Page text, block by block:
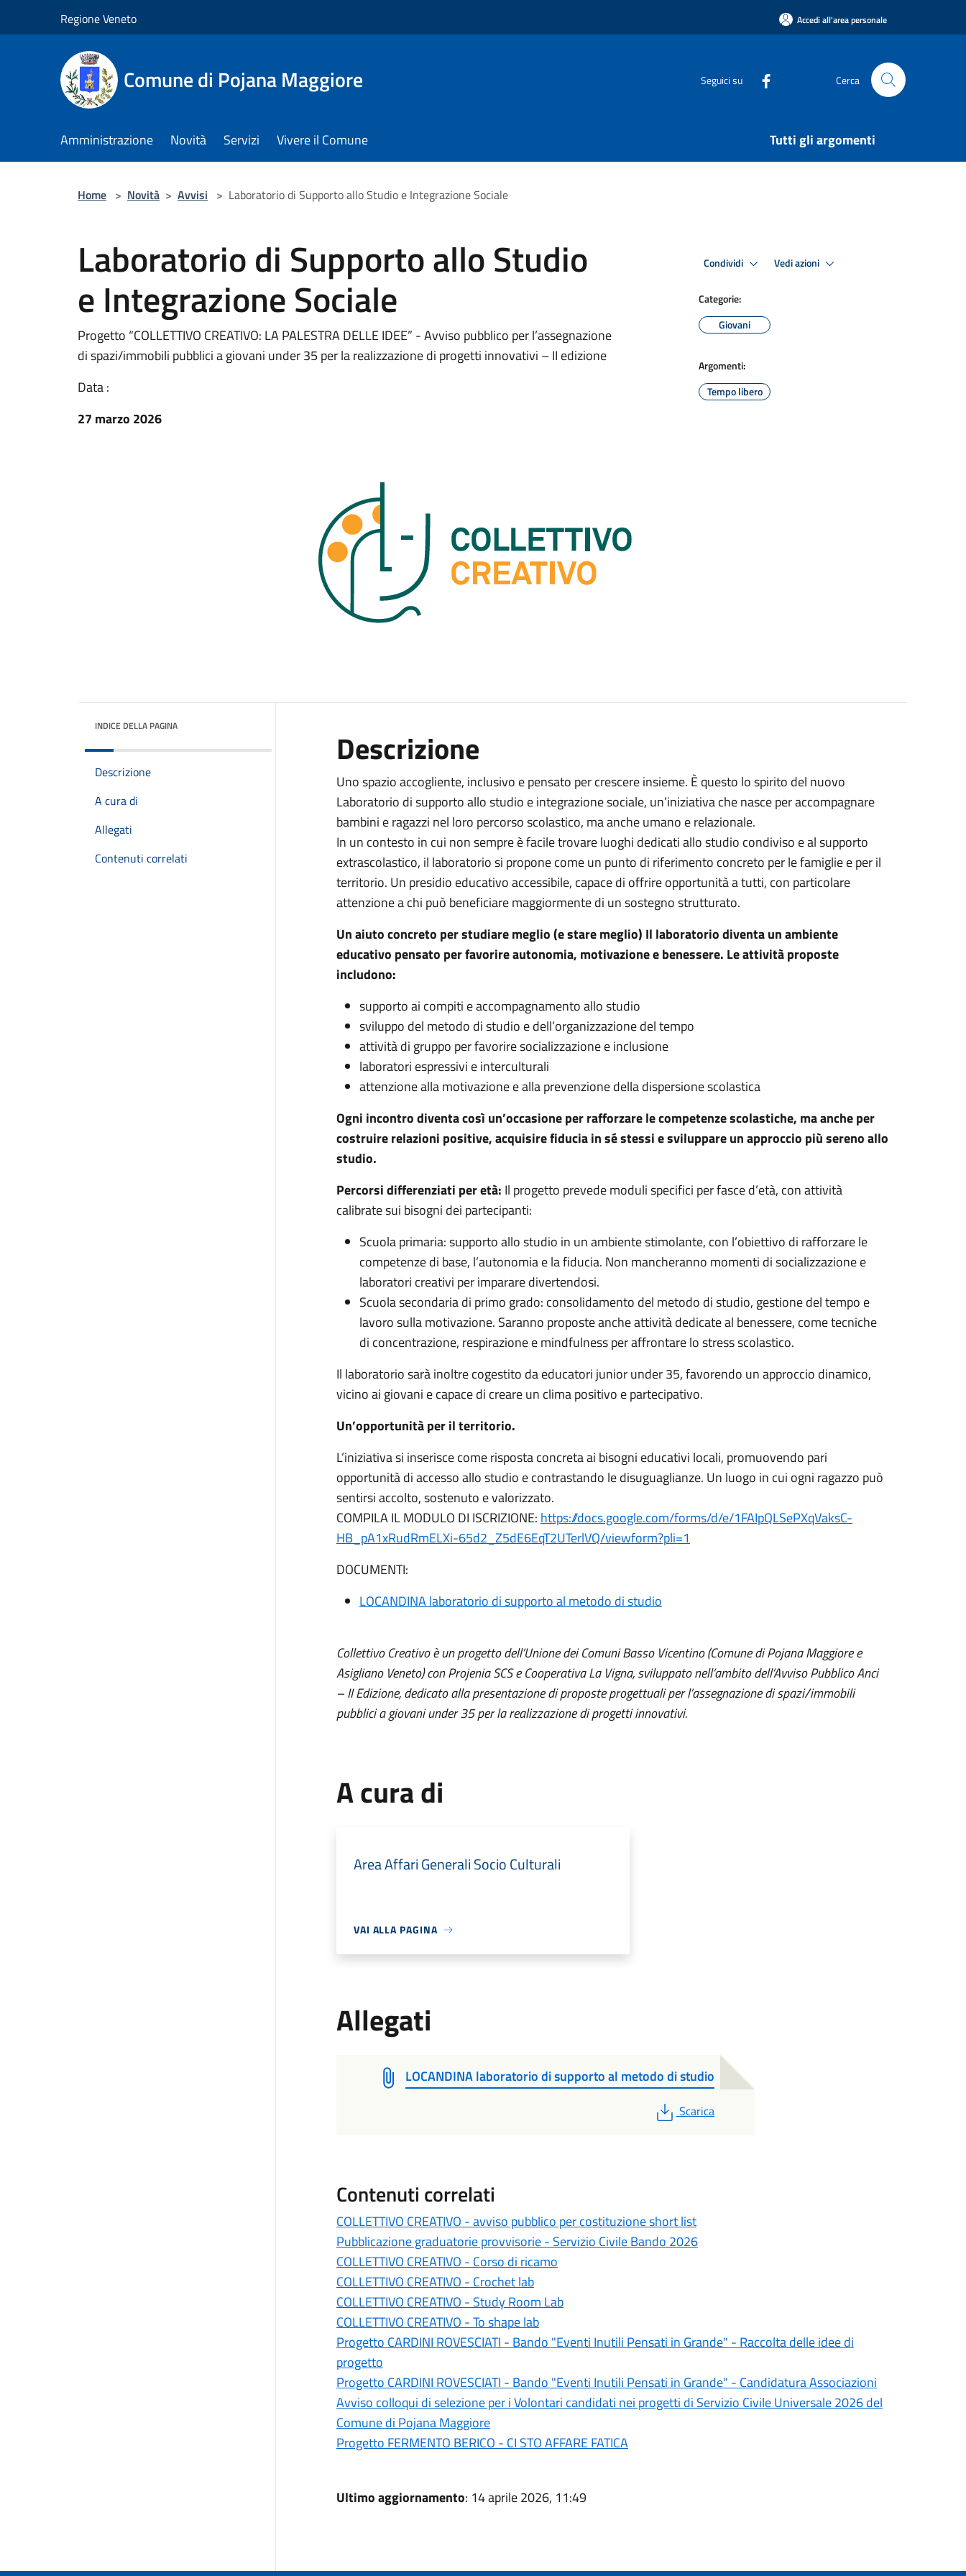
Regione Veneto Accedi all'area personale
Comune di Pojana Maggiore Seguici su Cerca
Amministrazione Novità Servizi Vivere il Comune Tutti gli argomenti
Home > Novità > Avvisi > Laboratorio di Supporto allo Studio e Integrazione Sociale
Laboratorio di Supporto allo Studio
e Integrazione Sociale
Progetto “COLLETTIVO CREATIVO: LA PALESTRA DELLE IDEE” - Avviso pubblico per l’assegnazione
di spazi/immobili pubblici a giovani under 35 per la realizzazione di progetti innovativi – II edizione
Data :
27 marzo 2026
Condividi Vedi azioni
Categorie:
Giovani
Argomenti:
Tempo libero
INDICE DELLA PAGINA
Descrizione
A cura di
Allegati
Contenuti correlati
Descrizione
Uno spazio accogliente, inclusivo e pensato per crescere insieme. È questo lo spirito del nuovo
Laboratorio di supporto allo studio e integrazione sociale, un’iniziativa che nasce per accompagnare
bambini e ragazzi nel loro percorso scolastico, ma anche umano e relazionale.
In un contesto in cui non sempre è facile trovare luoghi dedicati allo studio condiviso e al supporto
extrascolastico, il laboratorio si propone come un punto di riferimento concreto per le famiglie e per il
territorio. Un presidio educativo accessibile, capace di offrire opportunità a tutti, con particolare
attenzione a chi può beneficiare maggiormente di un sostegno strutturato.
Un aiuto concreto per studiare meglio (e stare meglio) Il laboratorio diventa un ambiente
educativo pensato per favorire autonomia, motivazione e benessere. Le attività proposte
includono:
supporto ai compiti e accompagnamento allo studio
sviluppo del metodo di studio e dell’organizzazione del tempo
attività di gruppo per favorire socializzazione e inclusione
laboratori espressivi e interculturali
attenzione alla motivazione e alla prevenzione della dispersione scolastica
Ogni incontro diventa così un’occasione per rafforzare le competenze scolastiche, ma anche per
costruire relazioni positive, acquisire fiducia in sé stessi e sviluppare un approccio più sereno allo
studio.
Percorsi differenziati per età: Il progetto prevede moduli specifici per fasce d’età, con attività
calibrate sui bisogni dei partecipanti:
Scuola primaria: supporto allo studio in un ambiente stimolante, con l’obiettivo di rafforzare le
competenze di base, l’autonomia e la fiducia. Non mancheranno momenti di socializzazione e
laboratori creativi per imparare divertendosi.
Scuola secondaria di primo grado: consolidamento del metodo di studio, gestione del tempo e
lavoro sulla motivazione. Saranno proposte anche attività dedicate al benessere, come tecniche
di concentrazione, respirazione e mindfulness per affrontare lo stress scolastico.
Il laboratorio sarà inoltre cogestito da educatori junior under 35, favorendo un approccio dinamico,
vicino ai giovani e capace di creare un clima positivo e partecipativo.
Un’opportunità per il territorio.
L’iniziativa si inserisce come risposta concreta ai bisogni educativi locali, promuovendo pari
opportunità di accesso allo studio e contrastando le disuguaglianze. Un luogo in cui ogni ragazzo può
sentirsi accolto, sostenuto e valorizzato.
COMPILA IL MODULO DI ISCRIZIONE: https://docs.google.com/forms/d/e/1FAIpQLSePXqVaksC-
HB_pA1xRudRmELXi-65d2_Z5dE6EqT2UTerlVQ/viewform?pli=1
DOCUMENTI:
LOCANDINA laboratorio di supporto al metodo di studio
Collettivo Creativo è un progetto dell’Unione dei Comuni Basso Vicentino (Comune di Pojana Maggiore e
Asigliano Veneto) con Projenia SCS e Cooperativa La Vigna, sviluppato nell’ambito dell’Avviso Pubblico Anci
– II Edizione, dedicato alla presentazione di proposte progettuali per l’assegnazione di spazi/immobili
pubblici a giovani under 35 per la realizzazione di progetti innovativi.
A cura di
Area Affari Generali Socio Culturali
VAI ALLA PAGINA
Allegati
LOCANDINA laboratorio di supporto al metodo di studio
PDF
Scarica
Contenuti correlati
COLLETTIVO CREATIVO - avviso pubblico per costituzione short list
Pubblicazione graduatorie provvisorie - Servizio Civile Bando 2026
COLLETTIVO CREATIVO - Corso di ricamo
COLLETTIVO CREATIVO - Crochet lab
COLLETTIVO CREATIVO - Study Room Lab
COLLETTIVO CREATIVO - To shape lab
Progetto CARDINI ROVESCIATI - Bando "Eventi Inutili Pensati in Grande" - Raccolta delle idee di
progetto
Progetto CARDINI ROVESCIATI - Bando "Eventi Inutili Pensati in Grande" - Candidatura Associazioni
Avviso colloqui di selezione per i Volontari candidati nei progetti di Servizio Civile Universale 2026 del
Comune di Pojana Maggiore
Progetto FERMENTO BERICO - CI STO AFFARE FATICA
Ultimo aggiornamento: 14 aprile 2026, 11:49